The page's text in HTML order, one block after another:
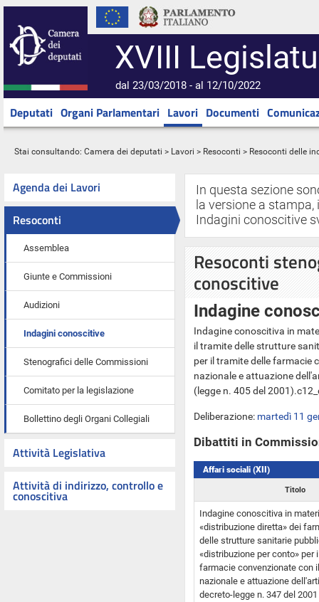
XVIII
dal 23/03/2018 - al 12/10/2022
Deputati Organi Parlamentari Lavori Documenti
Stai consultando: Camera dei deputati > Lavori > Resoconti > Resoconti delle
Agenda dei Lavori
Resoconti
Assemblea
Giunte e Commissioni
Audizioni
Indagini conoscitive
Stenografici delle Commissioni
Comitato per la legislazione
Bollettino degli Organi Collegiali
Attività Legislativa
Attività di indirizzo, controllo e
conoscitiva
In questa sezione
la versione a
Indagini conoscitive
Resoconti
conoscitive
Indagine
Indagine conoscitiva in
il tramite delle strutture
per il tramite delle farmacie
nazionale e attuazione
(legge n. 405 del 2001).
Deliberazione: martedì 11
Dibattiti in
Affari sociali (XII)
Titolo
Indagine conoscitiva in
«distribuzione diretta» dei
delle strutture sanitarie
«distribuzione per conto» per
farmacie convenzionate con
nazionale e attuazione
decreto-legge n. 347 del